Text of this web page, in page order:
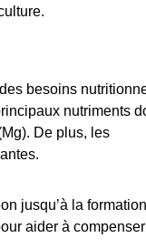
besoins
nutriments
De plus, les
jusqu’à la
aider à